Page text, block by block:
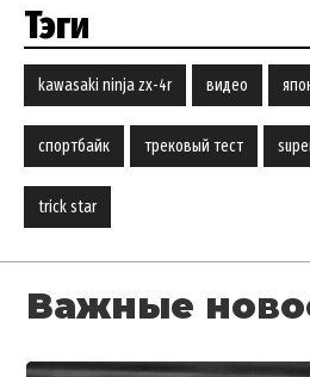
Тэги
kawasaki ninja zx-4r видео
спортбайк трековый тест
trick star
Важные